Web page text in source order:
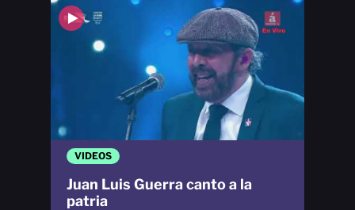
VIDEOS
Juan Luis Guerra canto a la
patria